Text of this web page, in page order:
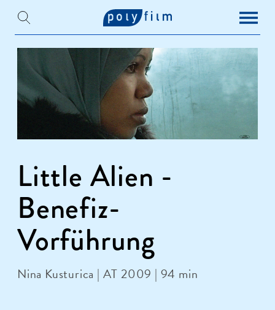
Little Alien -
Benefiz-
Vorführung
Nina Kusturica | AT 2009 | 94 min